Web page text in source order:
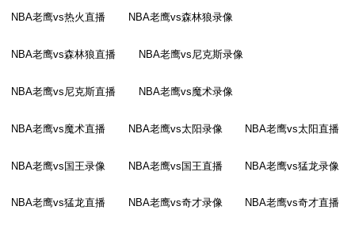
NBA老鹰vs热火直播 NBA老鹰vs森林狼录像
NBA老鹰vs森林狼直播 NBA老鹰vs尼克斯录像
NBA老鹰vs尼克斯直播 NBA老鹰vs魔术录像
NBA老鹰vs魔术直播 NBA老鹰vs太阳录像 NBA老鹰vs太阳直播
NBA老鹰vs国王录像 NBA老鹰vs国王直播 NBA老鹰vs猛龙录像
NBA老鹰vs猛龙直播 NBA老鹰vs奇才录像 NBA老鹰vs奇才直播